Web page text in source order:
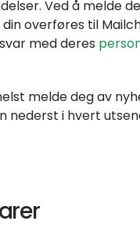
Ved å melde
overføres til
med deres
melde deg av
nederst i hvert